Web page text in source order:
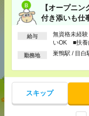
【オープニ
付き添いも仕
給与
無資格未経
いOK ■扶養
以上
勤務地 巣鴨駅 / 目白
スキップ
あなたの
お
説明会参加で全員
活のお手伝い[派遣]